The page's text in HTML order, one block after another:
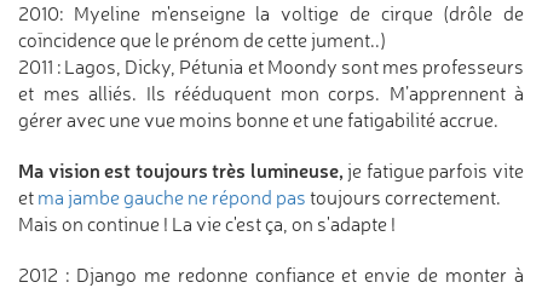
2010: Myeline m'enseigne la voltige de cirque (drôle de
coïncidence que le prénom de cette jument..)
2011 : Lagos, Dicky, Pétunia et Moondy sont mes professeurs
et mes alliés. Ils rééduquent mon corps. M’apprennent à
gérer avec une vue moins bonne et une fatigabilité accrue.
Ma vision est toujours très lumineuse, je fatigue parfois vite
et ma jambe gauche ne répond pas toujours correctement.
Mais on continue ! La vie c'est ça, on s'adapte !
2012 : Django me redonne confiance et envie de monter à